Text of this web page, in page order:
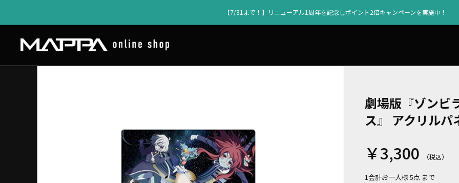
【7/31まで！】リニューアル1周年を記念しポイント2倍キャンペーンを実施中！
劇場版『ゾンビ
ス』 アクリル
￥3,300
1会計お一人様 5点 まで